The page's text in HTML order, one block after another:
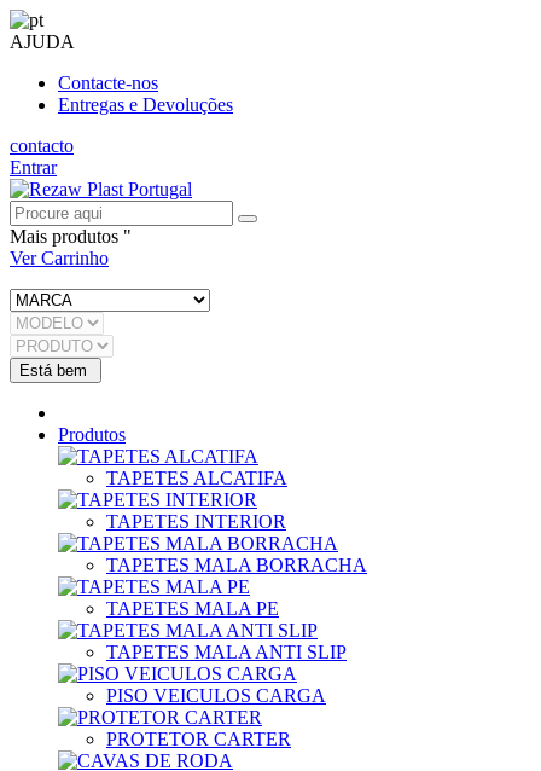
AJUDA
Contacte-nos
Entregas e Devoluções
contacto
Entrar
Mais produtos "
Ver Carrinho
Produtos
TAPETES ALCATIFA
TAPETES INTERIOR
TAPETES MALA BORRACHA
TAPETES MALA PE
TAPETES MALA ANTI SLIP
PISO VEICULOS CARGA
PROTETOR CARTER